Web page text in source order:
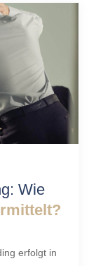
Wie
erfolgt in